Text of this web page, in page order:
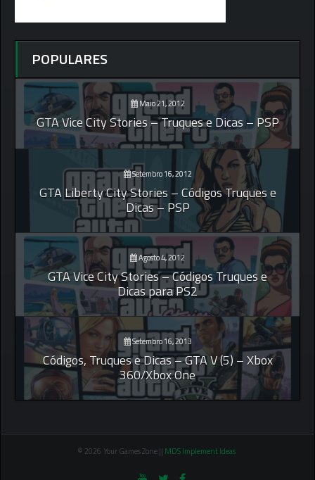
POPULARES
Maio 21, 2012
GTA Vice City Stories – Truques e Dicas – PSP
Setembro 16, 2012
GTA Liberty City Stories – Códigos Truques e
Dicas – PSP
Agosto 4, 2012
GTA Vice City Stories – Códigos Truques e
Dicas para PS2
Setembro 16, 2013
Códigos, Truques e Dicas – GTA V (5) – Xbox
360/Xbox One
© 2026 Your Games Zone || MDS Implement Ideas